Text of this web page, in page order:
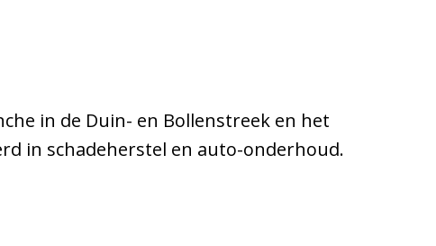
in de Duin- en Bollenstreek en het
in schadeherstel en auto-onderhoud.